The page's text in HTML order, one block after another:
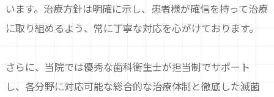
います。治療方針は明確に示し、患者様が確信を持って治療
に取り組めるよう、常に丁寧な対応を心がけております。
さらに、当院では優秀な歯科衛生士が担当制でサポート
し、各分野に対応可能な総合的な治療体制と徹底した滅菌